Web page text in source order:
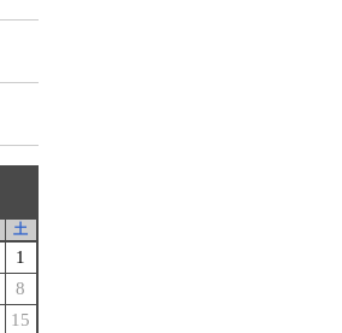
土
1
8
15